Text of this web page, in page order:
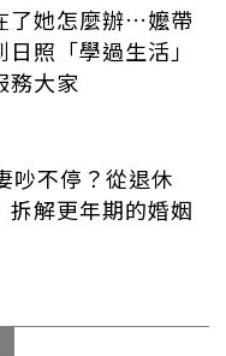
了她怎麼辦…嬤帶
照「學過生活」
務大家
吵不停？從退休
拆解更年期的婚姻